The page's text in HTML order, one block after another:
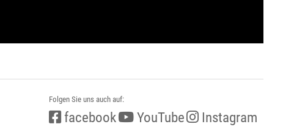
Folgen Sie uns auch auf:
facebook YouTube Instagram